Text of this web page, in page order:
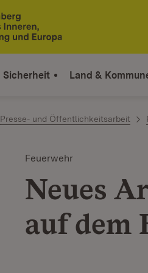
Sicherheit Land &
Presse- und Öffentlichkeitsarbeit
Feuerwehr
Neues
auf dem